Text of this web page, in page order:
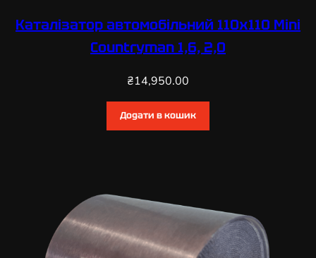
Каталізатор автомобільний 110х110 Mini
Countryman 1,6, 2,0
₴14,950.00
Додати в кошик